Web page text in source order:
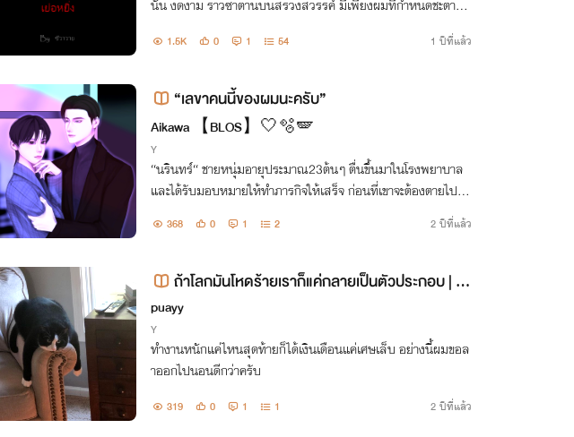
นั้น งดงาม ราวซาตานบนสรวงสวรรค์ มีเพียงผมที่กำหนดชะตาชีวิ
ลย 1.5K 0 1 54 1 ปีที่แล้ว
“เลขาคนนี้ของผมนะครับ”
Aikawa 【BLOS】🤍🫧🪽
Y
“นรินทร์“ ชายหนุ่มอายุประมาณ23ต้นๆ ตื่นขึ้นมาในโรงพยาบาล
และได้รับมอบหมายให้ทำภารกิจให้เสร็จ ก่อนที่เขาจะต้องตายไปจริ
368 0 1 2 2 ปีที่แล้ว
ถ้าโลกมันโหดร้ายเราก็แค่กลายเป็นตัวประกอบ | O
megaverse
puayy
Y
ทำงานหนักแค่ไหนสุดท้ายก็ได้เงินเดือนแค่เศษเล็บ อย่างนี้ผมขอล
าออกไปนอนดีกว่าครับ
319 0 1 1 2 ปีที่แล้ว